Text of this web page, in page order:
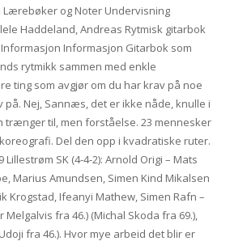
og Noter Undervisning
Haddeland, Andreas Rytmisk gitarbok
Informasjon Gitarbok som
rytmikk sammen med enkle
ting som avgjør om du har krav på noe
på. Nej, Sannæs, det er ikke nåde, knulle i
trænger til, men forståelse. 23 mennesker
Del den opp i kvadratiske ruter.
SK (4-4-2): Arnold Origi – Mats
Marius Amundsen, Simen Kind Mikalsen
Krogstad, Ifeanyi Mathew, Simen Rafn –
fra 46.) (Michal Skoda fra 69.),
fra 46.). Hvor mye arbeid det blir er